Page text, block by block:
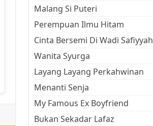
Malang Si Puteri
Perempuan Ilmu Hitam
Cinta Bersemi Di Wadi Safiyyah
Wanita Syurga
Layang Layang Perkahwinan
Menanti Senja
My Famous Ex Boyfriend
Bukan Sekadar Lafaz